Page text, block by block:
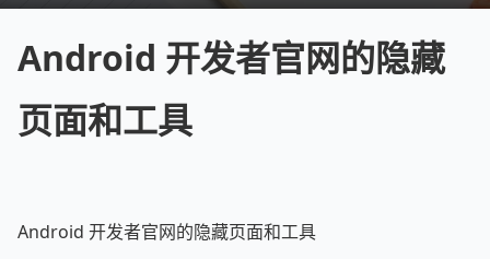
Android 开发者官网的隐藏
页面和工具
Android 开发者官网的隐藏页面和工具